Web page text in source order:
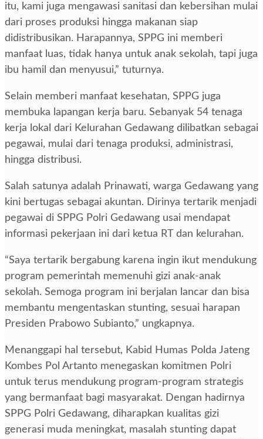
itu, kami juga mengawasi sanitasi dan kebersihan mulai
dari proses produksi hingga makanan siap
didistribusikan. Harapannya, SPPG ini memberi
manfaat luas, tidak hanya untuk anak sekolah, tapi juga
ibu hamil dan menyusui,” tuturnya.
Selain memberi manfaat kesehatan, SPPG juga
membuka lapangan kerja baru. Sebanyak 54 tenaga
kerja lokal dari Kelurahan Gedawang dilibatkan sebagai
pegawai, mulai dari tenaga produksi, administrasi,
hingga distribusi.
Salah satunya adalah Prinawati, warga Gedawang yang
kini bertugas sebagai akuntan. Dirinya tertarik menjadi
pegawai di SPPG Polri Gedawang usai mendapat
informasi pekerjaan ini dari ketua RT dan kelurahan.
“Saya tertarik bergabung karena ingin ikut mendukung
program pemerintah memenuhi gizi anak-anak
sekolah. Semoga program ini berjalan lancar dan bisa
membantu mengentaskan stunting, sesuai harapan
Presiden Prabowo Subianto,” ungkapnya.
Menanggapi hal tersebut, Kabid Humas Polda Jateng
Kombes Pol Artanto menegaskan komitmen Polri
untuk terus mendukung program-program strategis
yang bermanfaat bagi masyarakat. Dengan hadirnya
SPPG Polri Gedawang, diharapkan kualitas gizi
generasi muda meningkat, masalah stunting dapat